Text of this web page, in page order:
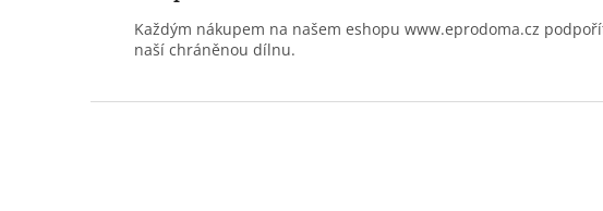
Každým nákupem na našem eshopu www.eprodoma.cz
naší chráněnou dílnu.